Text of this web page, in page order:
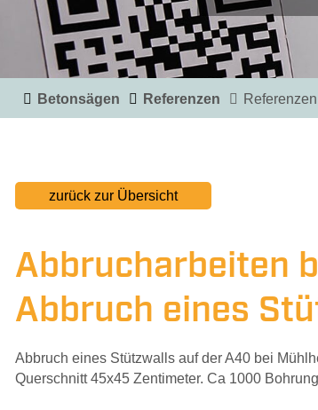
Betonsägen Referenzen
zurück zur Übersicht
Abbrucharbeiten
Abbruch eines
Abbruch eines Stützwalls auf der A40 bei
Querschnitt 45x45 Zentimeter. Ca 1000